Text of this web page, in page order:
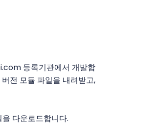
등록기관에서 개발합
전 모듈 파일을 내려받고,
다운로드합니다.